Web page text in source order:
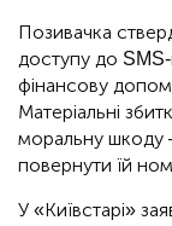
Позивачка
доступу до
фінансову
Матеріальні
моральну шкоду
повернути їй
У «Київстарі»